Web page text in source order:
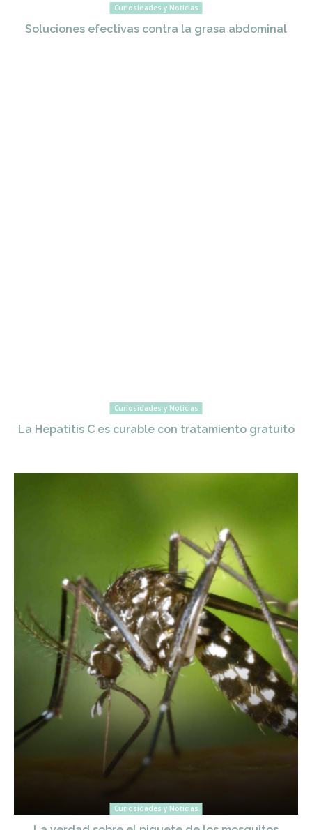
Curiosidades y Noticias
Soluciones efectivas contra la grasa abdominal
Curiosidades y Noticias
La Hepatitis C es curable con tratamiento gratuito
Curiosidades y Noticias